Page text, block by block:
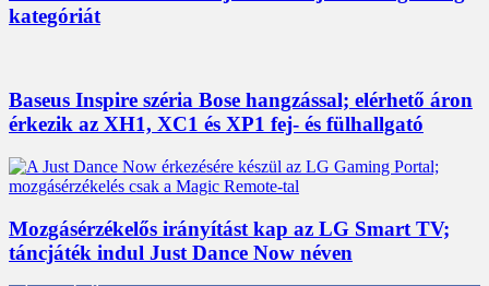
kategóriát
Baseus Inspire széria Bose hangzással; elérhető áron
érkezik az XH1, XC1 és XP1 fej- és fülhallgató
Mozgásérzékelős irányítást kap az LG Smart TV;
táncjáték indul Just Dance Now néven